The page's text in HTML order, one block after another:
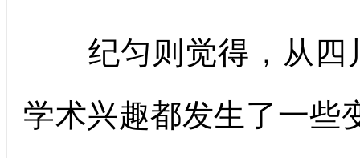
纪匀则觉得，从四
学术兴趣都发生了一些